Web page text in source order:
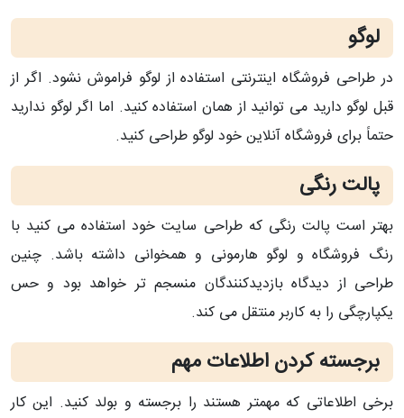
لوگو
در طراحی فروشگاه اینترنتی استفاده از لوگو فراموش نشود. اگر از
قبل لوگو دارید می توانید از همان استفاده کنید. اما اگر لوگو ندارید
حتماً برای فروشگاه آنلاین خود لوگو طراحی کنید.
پالت رنگی
بهتر است پالت رنگی که طراحی سایت خود استفاده می کنید با
رنگ فروشگاه و لوگو هارمونی و همخوانی داشته باشد. چنین
طراحی از دیدگاه بازدیدکنندگان منسجم تر خواهد بود و حس
یکپارچگی را به کاربر منتقل می کند.
برجسته کردن اطلاعات مهم
برخی اطلاعاتی که مهمتر هستند را برجسته و بولد کنید. این کار